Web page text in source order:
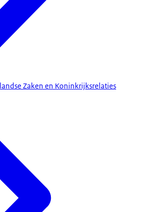
Zaken en Koninkrijksrelaties